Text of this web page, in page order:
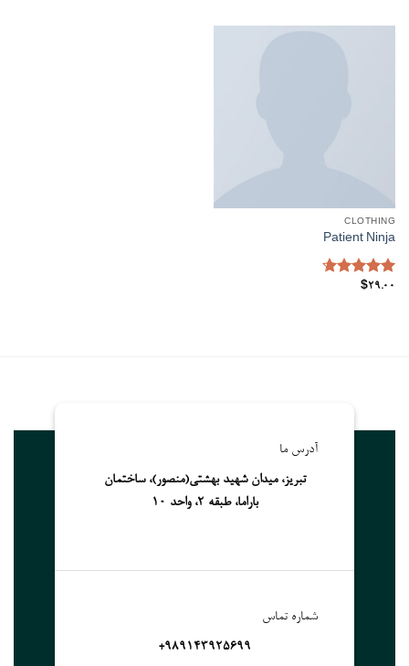
5
CLOTHING
Patient Ninja
Rated4.67
$29.00
آدرس ما
تبریز، میدان شهید بهشتی(منصور)، ساختمان
باراما، طبقه 2، واحد 10
شماره تماس
989143925699+